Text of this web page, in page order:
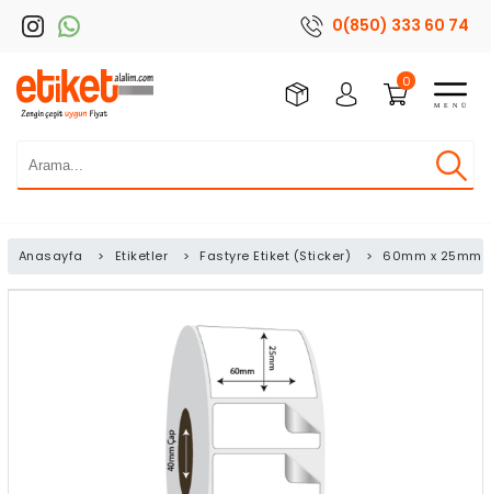
0(850) 333 60 74
0
Anasayfa > Etiketler > Fastyre Etiket (Sticker) > 60mm x 25mm